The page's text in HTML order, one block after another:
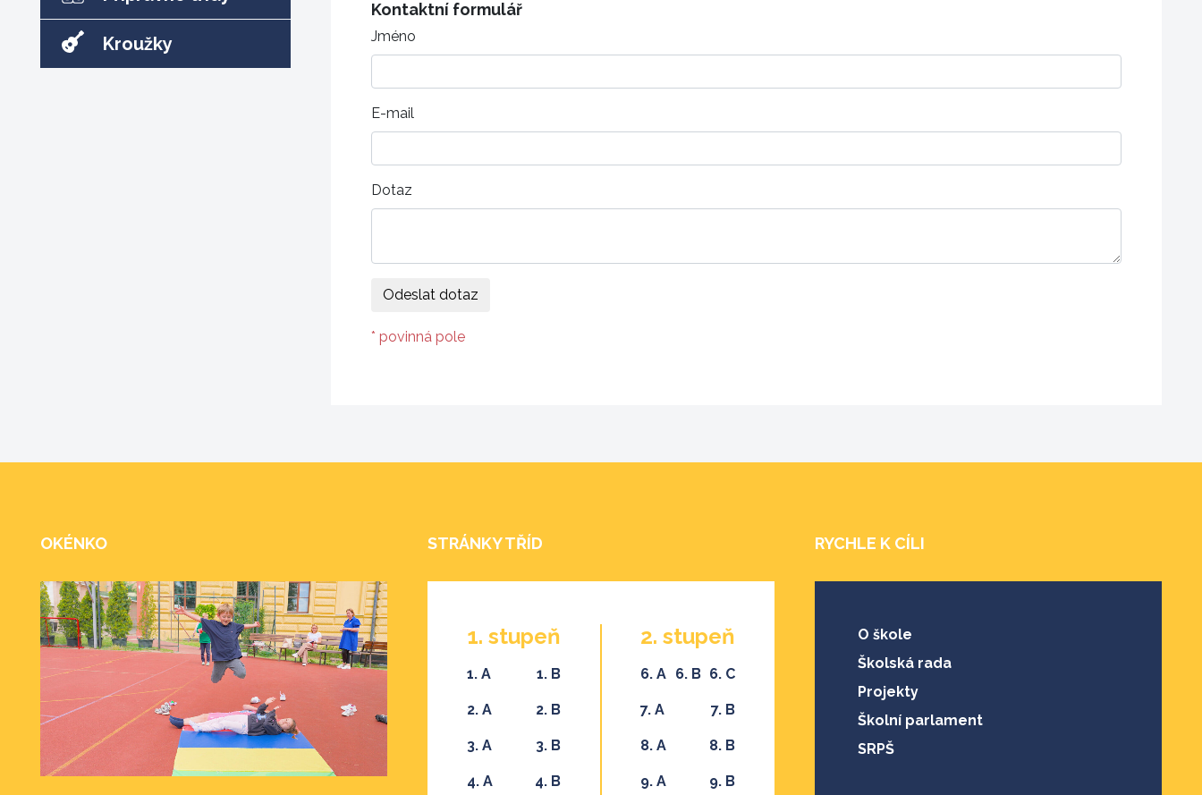
Kroužky
Kontaktní formulář
Jméno
E-mail
Dotaz
* povinná pole
OKÉNKO STRÁNKY TŘÍD
1. stupeň
1. A 1. B
2. A 2. B
3. A 3. B
4. A 4. B
2. stupeň
6. A 6. B 6. C
7. A 7. B
8. A 8. B
9. A 9. B
RYCHLE K CÍLI
O škole
Školská rada
Projekty
Školní parlament
SRPŠ